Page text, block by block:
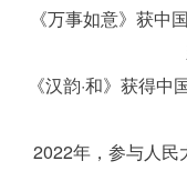
《万事如意》获中
《汉韵·和》获得
2022年，参与人民